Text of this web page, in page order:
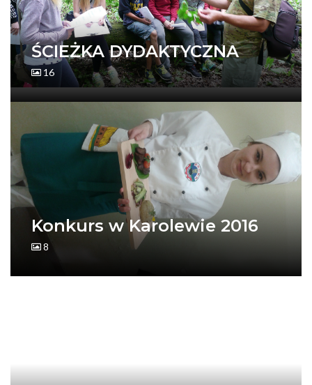
ŚCIEŻKA DYDAKTYCZNA
16
Konkurs w Karolewie 2016
8